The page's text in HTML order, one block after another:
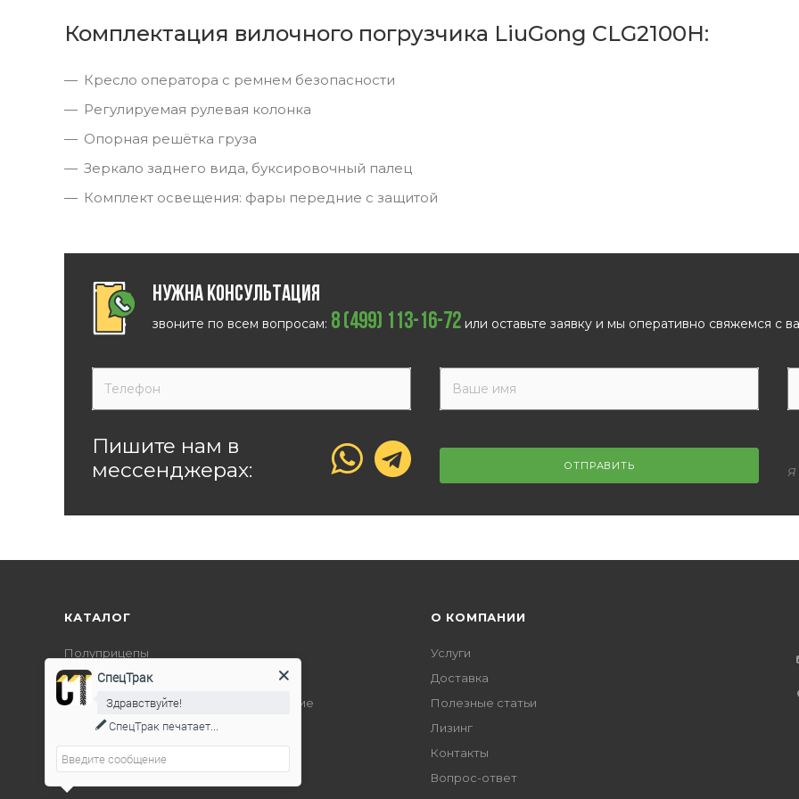
Комплектация вилочного погрузчика LiuGong CLG2100H:
Кресло оператора с ремнем безопасности
Регулируемая рулевая колонка
Опорная решётка груза
Зеркало заднего вида, буксировочный палец
Комплект освещения: фары передние с защитой
Нужна консультация
звоните по всем вопросам: 8 (499) 113-16-72 или оставьте заявку и мы оперативно свяжемся с
Пишите нам в
мессенджерах:
ОТПРАВИТЬ Я
КАТАЛОГ
Полуприцепы
Дорожно-строительная техника
Подъемно-транспортное оборудование
О КОМПАНИИ
Услуги
Доставка
Полезные статьи
Лизинг
Контакты
Вопрос-ответ
СпецТрак
Здравствуйте!
СпецТрак печатает...